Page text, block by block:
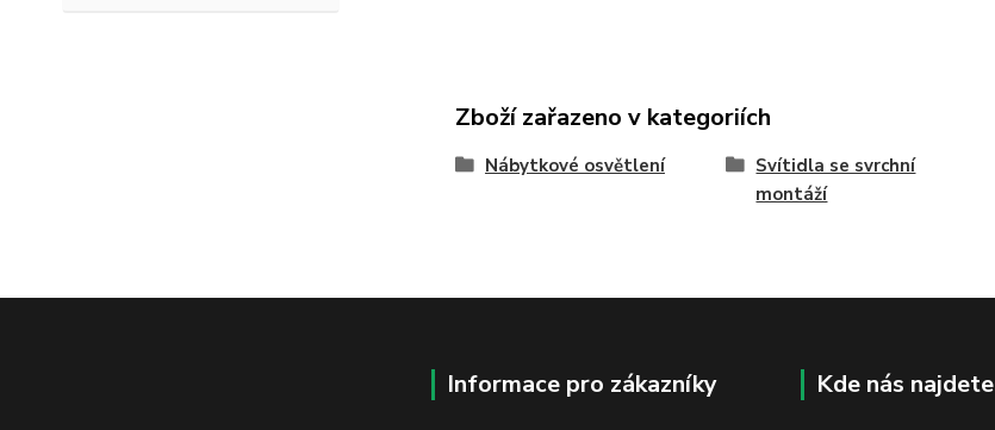
Zboží zařazeno v kategoriích
Nábytkové osvětlení
Svítidla se svrchní
montáží
Informace pro zákazníky Kde nás najdete